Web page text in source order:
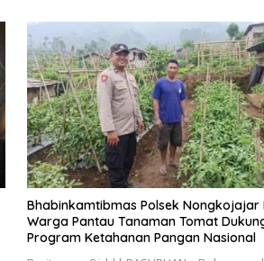
Bhabinkamtibmas Polsek Nongkojajar
Warga Pantau Tanaman Tomat
Program Ketahanan Pangan Nasional